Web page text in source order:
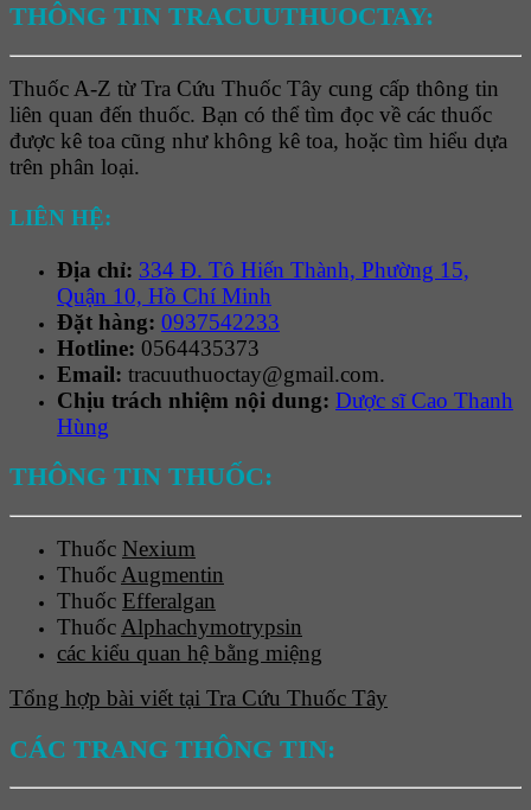
THÔNG TIN TRACUUTHUOCTAY:
Thuốc A-Z từ Tra Cứu Thuốc Tây cung cấp thông tin
liên quan đến thuốc. Bạn có thể tìm đọc về các thuốc
được kê toa cũng như không kê toa, hoặc tìm hiểu dựa
trên phân loại.
LIÊN HỆ:
Địa chỉ: 334 Đ. Tô Hiến Thành, Phường 15,
Quận 10, Hồ Chí Minh
Đặt hàng: 0937542233
Hotline: 0564435373
Email: tracuuthuoctay@gmail.com.
Chịu trách nhiệm nội dung: Dược sĩ Cao Thanh
Hùng
THÔNG TIN THUỐC:
Thuốc Nexium
Thuốc Augmentin
Thuốc Efferalgan
Thuốc Alphachymotrypsin
các kiểu quan hệ bằng miệng
Tổng hợp bài viết tại Tra Cứu Thuốc Tây
CÁC TRANG THÔNG TIN: